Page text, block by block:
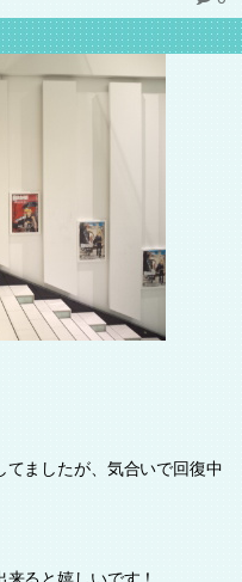
ましたが、気合いで回復中